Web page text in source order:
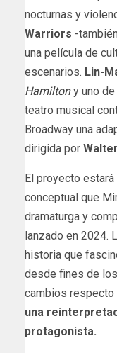
nocturnas y
Warriors -
una película de
escenarios. Lin-
Hamilton y uno
teatro musical
Broadway una
dirigida por
El proyecto estará
conceptual que
dramaturga y
lanzado en 2024.
historia que
desde fines de
cambios respecto
una
protagonista.